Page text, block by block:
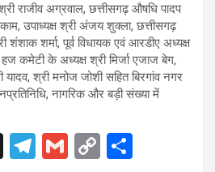
राजीव अग्रवाल, छत्तीसगढ़ औषधि पादप
उपाध्यक्ष श्री अंजय शुक्ला, छत्तीसगढ़
शंशाक शर्मा, पूर्व विधायक एवं आरडीए अध्यक्ष
कमेटी के अध्यक्ष श्री मिर्जा एजाज बेग,
यादव, श्री मनोज जोशी सहित बिरगांव नगर
नागरिक और बड़ी संख्या में
X
T
G
C